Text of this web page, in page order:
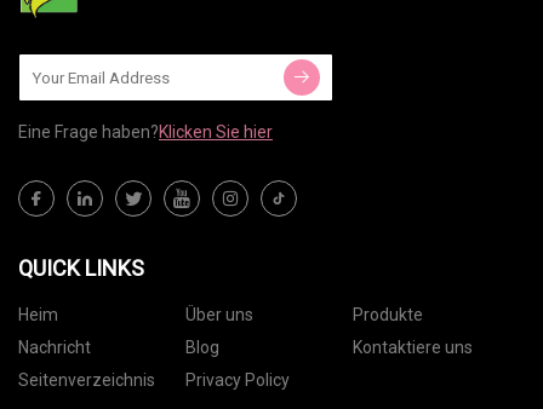
Eine Frage haben?Klicken Sie hier
QUICK LINKS
Heim Über uns
Produkte
Nachricht
Blog
Kontaktiere uns
Seitenverzeichnis
Privacy Policy